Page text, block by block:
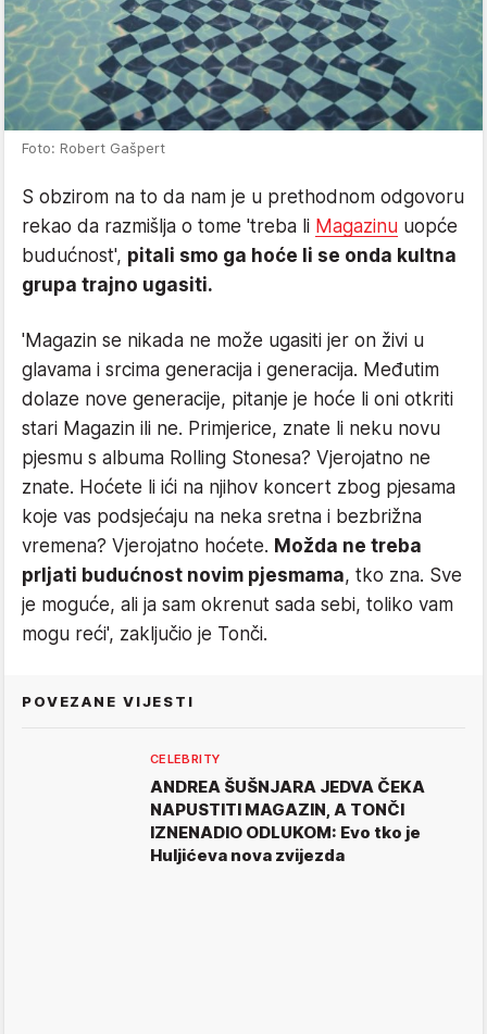
Foto: Robert Gašpert
S obzirom na to da nam je u prethodnom odgovoru
rekao da razmišlja o tome 'treba li Magazinu uopće
budućnost', pitali smo ga hoće li se onda kultna
grupa trajno ugasiti.
'Magazin se nikada ne može ugasiti jer on živi u
glavama i srcima generacija i generacija. Međutim
dolaze nove generacije, pitanje je hoće li oni otkriti
stari Magazin ili ne. Primjerice, znate li neku novu
pjesmu s albuma Rolling Stonesa? Vjerojatno ne
znate. Hoćete li ići na njihov koncert zbog pjesama
koje vas podsjećaju na neka sretna i bezbrižna
vremena? Vjerojatno hoćete. Možda ne treba
prljati budućnost novim pjesmama, tko zna. Sve
je moguće, ali ja sam okrenut sada sebi, toliko vam
mogu reći', zaključio je Tonči.
POVEZANE VIJESTI
CELEBRITY
ANDREA ŠUŠNJARA JEDVA ČEKA
NAPUSTITI MAGAZIN, A TONČI
IZNENADIO ODLUKOM: Evo tko je
Huljićeva nova zvijezda